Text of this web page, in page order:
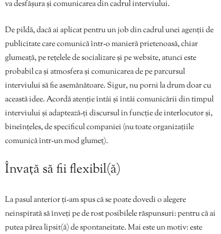
va desfășura și comunicarea din cadrul interviului.
De pildă, dacă ai aplicat pentru un job din cadrul unei agenții de
publicitate care comunică într-o manieră prietenoasă, chiar
glumeață, pe rețelele de socializare și pe website, atunci este
probabil ca și atmosfera și comunicarea de pe parcursul
interviului să fie asemănătoare. Sigur, nu porni la drum doar cu
această idee. Acordă atenție întâi și întâi comunicării din timpul
interviului și adaptează-ți discursul în funcție de interlocutor și,
bineînțeles, de specificul companiei (nu toate organizațiile
comunică într-un mod glumeț).
Învață să fii flexibil(ă)
La pasul anterior ți-am spus că se poate dovedi o alegere
neinspirată să înveți pe de rost posibilele răspunsuri: pentru că ai
putea părea lipsit(ă) de spontaneitate. Mai este un motiv: este